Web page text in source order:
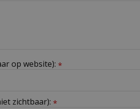
op website): *
zichtbaar): *